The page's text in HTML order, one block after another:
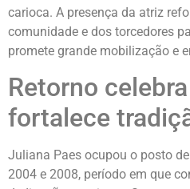
carioca. A presença da atriz
comunidade e dos torcedores
promete grande mobilização e
Retorno
fortalece
Juliana Paes ocupou o posto
2004 e 2008, período em que